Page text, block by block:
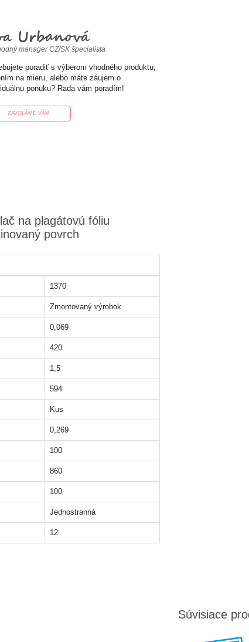
Urbanová
manager CZ/SK špecialista
poradiť s výberom vhodného produktu,
na mieru, alebo máte záujem o
ponuku? Rada vám poradím!
ZAVOLÁME VÁM
na plagátovú fóliu
povrch
1370
Zmontovaný výrobok
0,069
420
1,5
594
Kus
0,269
100
860
100
Jednostranná
12
Súvisiace